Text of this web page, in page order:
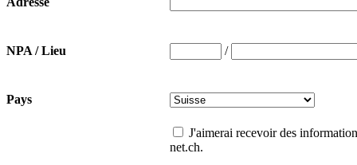
NPA / Lieu /
Pays
J'aimerai recevoir des
net.ch.